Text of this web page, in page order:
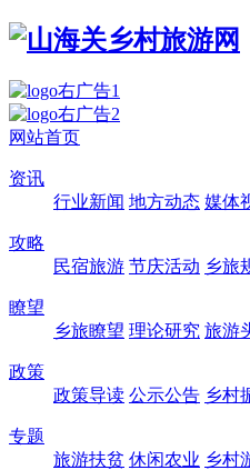
网站首页
资讯
行业新闻 地方动态 媒体
攻略
民宿旅游 节庆活动 乡旅
瞭望
乡旅瞭望 理论研究 旅游
政策
政策导读 公示公告 乡村
专题
旅游扶贫 休闲农业 乡村